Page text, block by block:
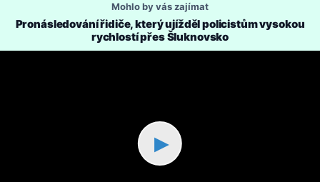
Mohlo by vás zajímat
Pronásledování řidiče, který ujížděl policistům vysokou
rychlostí přes Šluknovsko
▶